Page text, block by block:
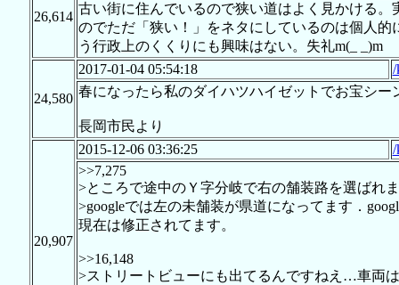
26,614
古い街に住んでいるので狭い道はよく見かける
のでただ「狭い！」をネタにしているのは個人
う行政上のくくりにも興味はない。失礼m(_ _)m
24,580
2017-01-04 05:54:18
/
春になったら私のダイハツハイゼットでお宝シー
長岡市民より
20,907
2015-12-06 03:36:25
/
>>7,275
>ところで途中のＹ字分岐で右の舗装路を選ばれ
>googleでは左の未舗装が県道になってます．
現在は修正されてます。
>>16,148
>ストリートビューにも出てるんですねえ…車両